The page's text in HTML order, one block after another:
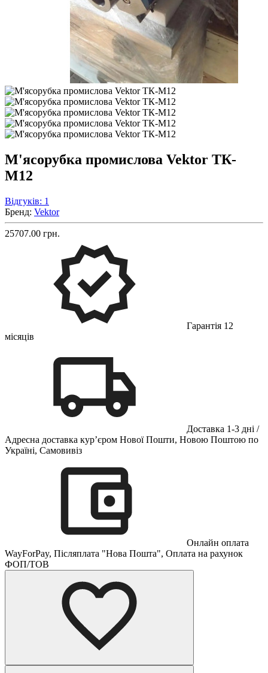
М'ясорубка промислова Vektor ТК-
М12
Відгуків: 1
Бренд: Vektor
25707.00 грн.
Гарантія 12
місяців
Доставка 1-3 дні /
Адресна доставка кур’єром Нової Пошти, Новою Поштою по
Україні, Самовивіз
Онлайн оплата
WayForPay, Післяплата "Нова Пошта", Оплата на рахунок
ФОП/ТОВ